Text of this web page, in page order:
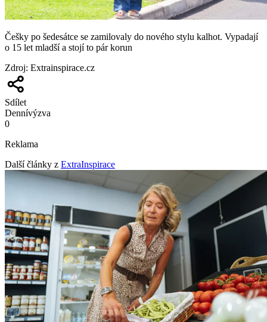
Češky po šedesátce se zamilovaly do nového stylu kalhot. Vypadají
o 15 let mladší a stojí to pár korun
Zdroj: Extrainspirace.cz
Sdílet
Dennívýzva
0
Reklama
Další články z ExtraInspirace